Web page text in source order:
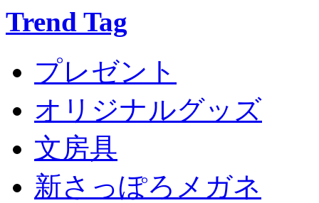
Trend Tag
プレゼント
オリジナルグッズ
文房具
新さっぽろメガネ